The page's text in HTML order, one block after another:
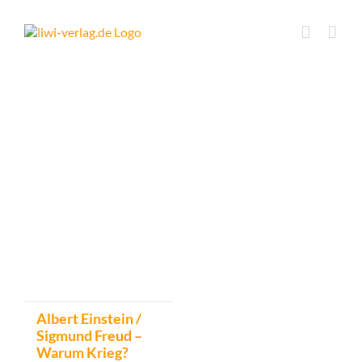
content
Albert Einstein /
Sigmund Freud –
Warum Krieg?